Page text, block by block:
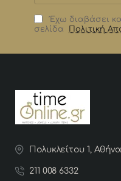
Έχω διαβάσει
σελίδα
Πολιτική
Πολυκλείτου 1, Αθήνα
211 008 6332